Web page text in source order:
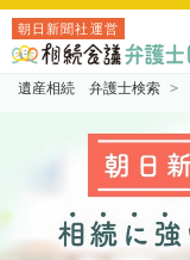
朝日新聞社運営
遺産相続 弁護士検索